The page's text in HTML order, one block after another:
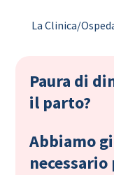
La Clinica/
Paura di
il parto?
Abbiamo
necessario